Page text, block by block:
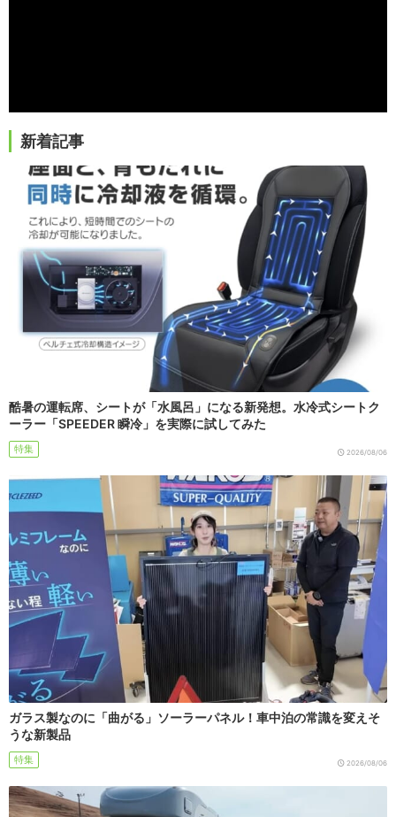
新着記事
酷暑の運転席、シートが「水風呂」になる新発想。水冷式シートク
ーラー「SPEEDER 瞬冷」を実際に試してみた
特集 2026/08/06
ガラス製なのに「曲がる」ソーラーパネル！車中泊の常識を変えそ
うな新製品
特集 2026/08/06